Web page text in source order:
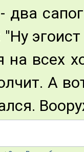
два
"Ну
на всех
А